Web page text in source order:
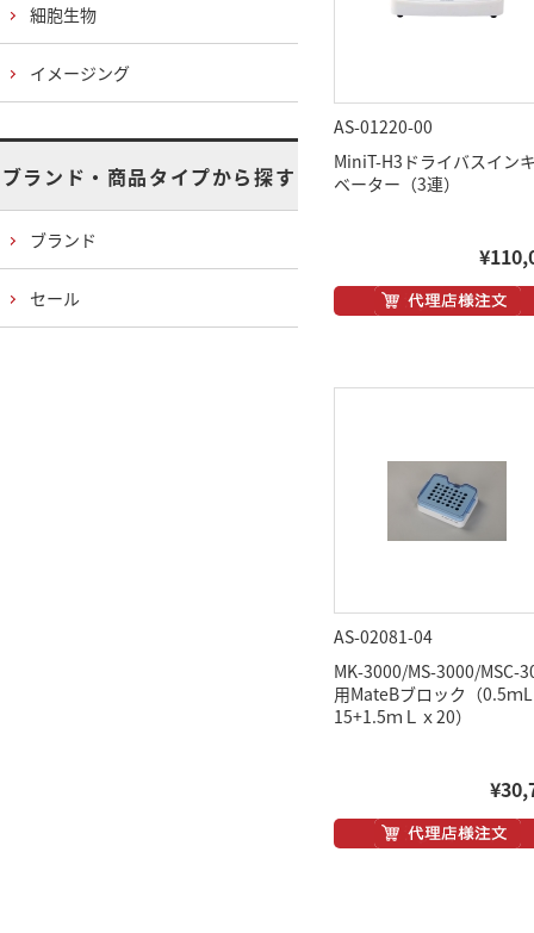
AS-01220-00
MiniT-H3ドライバスイン
ベーター（3連）
AS-02081-04
MK-3000/MS-3000/MSC-
用MateBブロック（0.5ｍ
15+1.5ｍＬｘ20）
細胞生物
イメージング
ブランド・商品タイプから探す
ブランド
セール